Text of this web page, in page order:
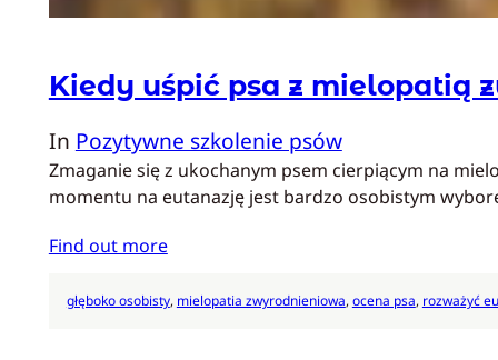
Kiedy uśpić psa z mielopatią
In Pozytywne szkolenie psów
Zmaganie się z ukochanym psem cierpiącym na
momentu na eutanazję jest bardzo osobistym
Find out more
głęboko osobisty, mielopatia zwyrodnieniowa, ocena psa, rozważyć